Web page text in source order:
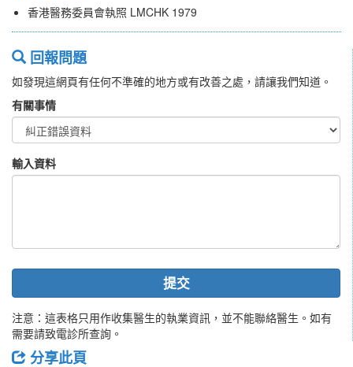
香港醫務委員會執照 LMCHK 1979
回報問題
如發現這網頁有任何不準確的地方或有改善之處，請讓我們知道。
有關事情
輸入資料
提交
注意：這表格只用作收集醫生的執業資訊，並不能聯絡醫生。如有
需要請致電診所查詢。
分享此頁